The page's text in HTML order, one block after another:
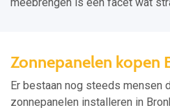
meebrengen is een facet wat
Zonnepanelen kopen
Er bestaan nog steeds mensen
zonnepanelen installeren in